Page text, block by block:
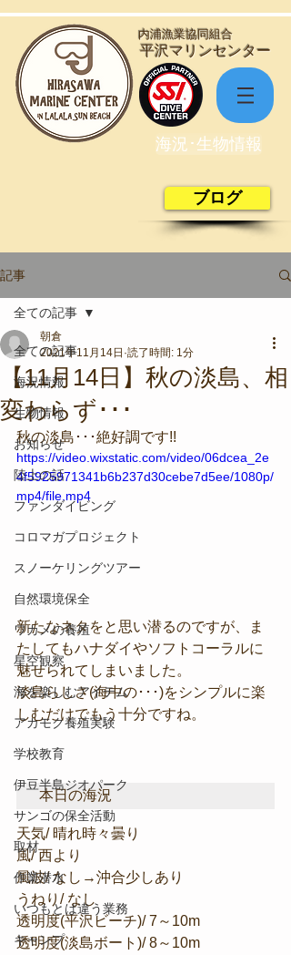
​平沢マリンセンター
​内浦漁業協同組合
海況･生物情報
ブログ
記事
全ての記事
海況情報
生物情報
お知らせ
陸上の話
ファンダイビング
コロマガプロジェクト
スノーケリングツアー
自然環境保全
ワカメの養殖
星空観察
海を楽しむアイテム
アカモク養殖実験
学校教育
伊豆半島ジオパーク
サンゴの保全活動
取材
作業潜水
いつもとは違う業務
キャンプ
全ての記事
【11月14日】秋の淡島、相
変わらず･･･
朝倉
2021年11月14日 読了時間: 1分
秋の淡島･･･絶好調です!!
https://video.wixstatic.com/video/06dcea_2e
4f5925971341b6b237d30cebe7d5ee/1080p/
mp4/file.mp4
新たなネタをと思い潜るのですが、ま
たしてもハナダイやソフトコーラルに
魅せられてしまいました。
淡島らしさ(海中の･･･)をシンプルに楽
しむだけでもう十分ですね。
本日の海況
天気/ 晴れ時々曇り
風/ 西より
風波/ なし→沖合少しあり
うねり/ なし
透明度(平沢ビーチ)/ 7～10m
透明度(淡島ボート)/ 8～10m